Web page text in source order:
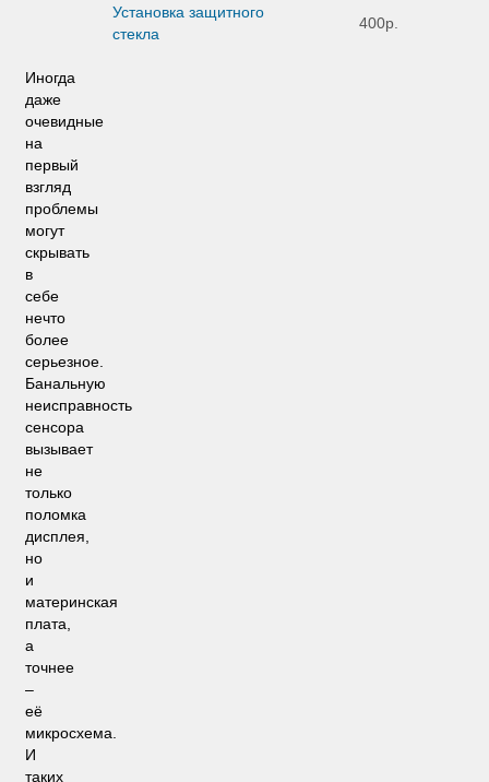
Установка защитного
стекла
400р.
Иногда
даже
очевидные
на
первый
взгляд
проблемы
могут
скрывать
в
себе
нечто
более
серьезное.
Банальную
неисправность
сенсора
вызывает
не
только
поломка
дисплея,
но
и
материнская
плата,
а
точнее
–
её
микросхема.
И
таких